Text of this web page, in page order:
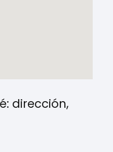
dirección,